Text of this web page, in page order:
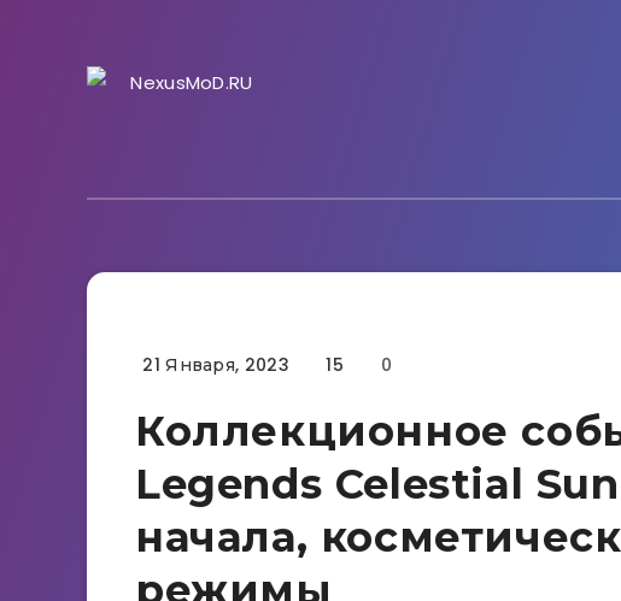
Гайды
21 Января, 2023 15 0
Коллекционное
Legends Celestial
начала,
режимы